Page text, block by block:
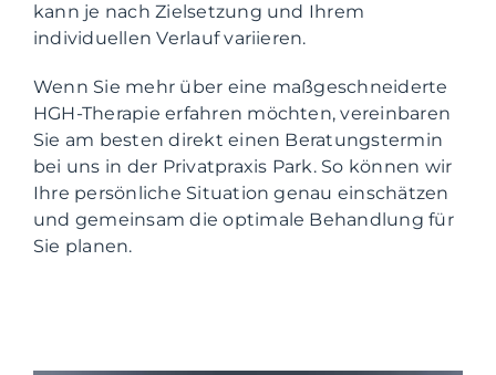
kann je nach Zielsetzung und Ihrem
individuellen Verlauf variieren.
Wenn Sie mehr über eine maßgeschneiderte
HGH-Therapie erfahren möchten, vereinbaren
Sie am besten direkt einen Beratungstermin
bei uns in der Privatpraxis Park. So können wir
Ihre persönliche Situation genau einschätzen
und gemeinsam die optimale Behandlung für
Sie planen.